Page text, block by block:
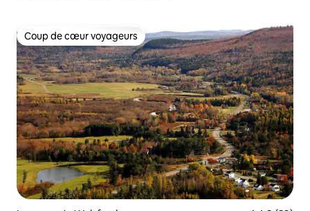
Coup de cœur voyageurs
Coup de cœur voyageurs